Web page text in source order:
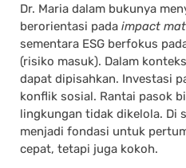
Dr. Maria dalam bukunya
berorientasi pada impact
sementara ESG berfokus
(risiko masuk). Dalam
dapat dipisahkan. Investasi
konflik sosial. Rantai pasok
lingkungan tidak dikelola. Di
menjadi fondasi untuk
cepat, tetapi juga kokoh.